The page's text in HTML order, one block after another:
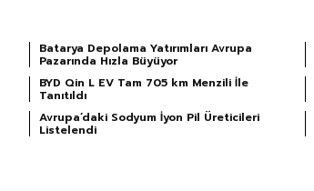
Batarya Depolama Yatırımları Avrupa
Pazarında Hızla Büyüyor
BYD Qin L EV Tam 705 km Menzili İle
Tanıtıldı
Avrupa’daki Sodyum İyon Pil Üreticileri
Listelendi